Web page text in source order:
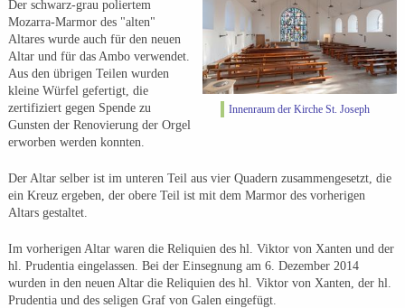
Innenraum der Kirche St. Joseph
Der schwarz-grau poliertem
Mozarra-Marmor des "alten"
Altares wurde auch für den neuen
Altar und für das Ambo verwendet.
Aus den übrigen Teilen wurden
kleine Würfel gefertigt, die
zertifiziert gegen Spende zu
Gunsten der Renovierung der Orgel
erworben werden konnten.
Der Altar selber ist im unteren Teil aus vier Quadern zusammengesetzt, die
ein Kreuz ergeben, der obere Teil ist mit dem Marmor des vorherigen
Altars gestaltet.
Im vorherigen Altar waren die Reliquien des hl. Viktor von Xanten und der
hl. Prudentia eingelassen. Bei der Einsegnung am 6. Dezember 2014
wurden in den neuen Altar die Reliquien des hl. Viktor von Xanten, der hl.
Prudentia und des seligen Graf von Galen eingefügt.